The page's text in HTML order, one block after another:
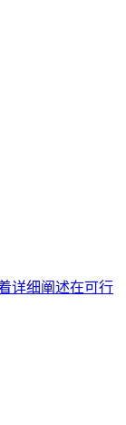
详细阐述在可行